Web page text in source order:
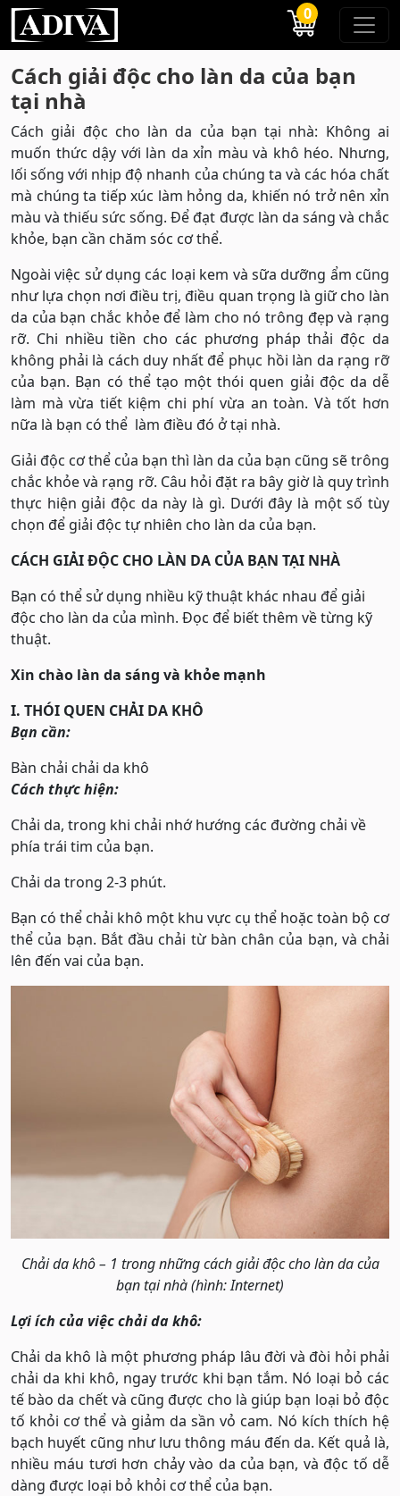
0
Cách giải độc cho làn da của bạn
tại nhà
Cách giải độc cho làn da của bạn tại nhà: Không ai
muốn thức dậy với làn da xỉn màu và khô héo. Nhưng,
lối sống với nhịp độ nhanh của chúng ta và các hóa chất
mà chúng ta tiếp xúc làm hỏng da, khiến nó trở nên xỉn
màu và thiếu sức sống. Để đạt được làn da sáng và chắc
khỏe, bạn cần chăm sóc cơ thể.
Ngoài việc sử dụng các loại kem và sữa dưỡng ẩm cũng
như lựa chọn nơi điều trị, điều quan trọng là giữ cho làn
da của bạn chắc khỏe để làm cho nó trông đẹp và rạng
rỡ. Chi nhiều tiền cho các phương pháp thải độc da
không phải là cách duy nhất để phục hồi làn da rạng rỡ
của bạn. Bạn có thể tạo một thói quen giải độc da dễ
làm mà vừa tiết kiệm chi phí vừa an toàn. Và tốt hơn
nữa là bạn có thể làm điều đó ở tại nhà.
Giải độc cơ thể của bạn thì làn da của bạn cũng sẽ trông
chắc khỏe và rạng rỡ. Câu hỏi đặt ra bây giờ là quy trình
thực hiện giải độc da này là gì. Dưới đây là một số tùy
chọn để giải độc tự nhiên cho làn da của bạn.
CÁCH GIẢI ĐỘC CHO LÀN DA CỦA BẠN TẠI NHÀ
Bạn có thể sử dụng nhiều kỹ thuật khác nhau để giải
độc cho làn da của mình. Đọc để biết thêm về từng kỹ
thuật.
Xin chào làn da sáng và khỏe mạnh
I. THÓI QUEN CHẢI DA KHÔ
Bạn cần:
Bàn chải chải da khô
Cách thực hiện:
Chải da, trong khi chải nhớ hướng các đường chải về
phía trái tim của bạn.
Chải da trong 2-3 phút.
Bạn có thể chải khô một khu vực cụ thể hoặc toàn bộ cơ
thể của bạn. Bắt đầu chải từ bàn chân của bạn, và chải
lên đến vai của bạn.
Chải da khô – 1 trong những cách giải độc cho làn da của
bạn tại nhà (hình: Internet)
Lợi ích của việc chải da khô:
Chải da khô là một phương pháp lâu đời và đòi hỏi phải
chải da khi khô, ngay trước khi bạn tắm. Nó loại bỏ các
tế bào da chết và cũng được cho là giúp bạn loại bỏ độc
tố khỏi cơ thể và giảm da sần vỏ cam. Nó kích thích hệ
bạch huyết cũng như lưu thông máu đến da. Kết quả là,
nhiều máu tươi hơn chảy vào da của bạn, và độc tố dễ
dàng được loại bỏ khỏi cơ thể của bạn.